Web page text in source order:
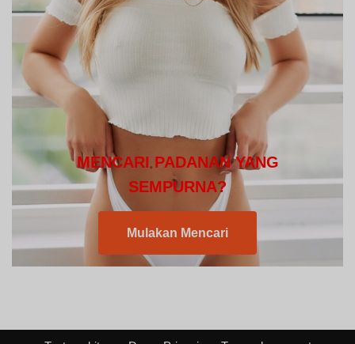
MENCARI PADANAN YANG
SEMPURNA?
Mulakan Mencari